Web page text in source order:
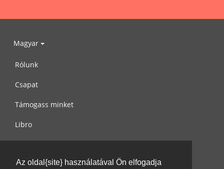
Az oldal{site} használatával Ön elfogadja
Magyar
Rólunk
Csapat
Támogass minket
Libro
Használati feltételek